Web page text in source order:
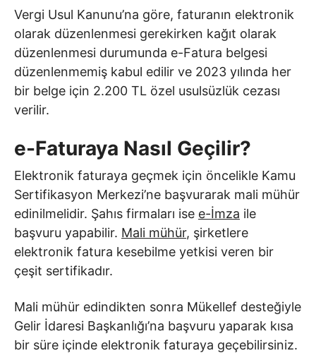
Vergi Usul Kanunu’na göre, faturanın elektronik
olarak düzenlenmesi gerekirken kağıt olarak
düzenlenmesi durumunda e-Fatura belgesi
düzenlenmemiş kabul edilir ve 2023 yılında her
bir belge için 2.200 TL özel usulsüzlük cezası
verilir.
e-Faturaya Nasıl Geçilir?
Elektronik faturaya geçmek için öncelikle Kamu
Sertifikasyon Merkezi’ne başvurarak mali mühür
edinilmelidir. Şahıs firmaları ise e-İmza ile
başvuru yapabilir. Mali mühür, şirketlere
elektronik fatura kesebilme yetkisi veren bir
çeşit sertifikadır.
Mali mühür edindikten sonra Mükellef desteğiyle
Gelir İdaresi Başkanlığı’na başvuru yaparak kısa
bir süre içinde elektronik faturaya geçebilirsiniz.